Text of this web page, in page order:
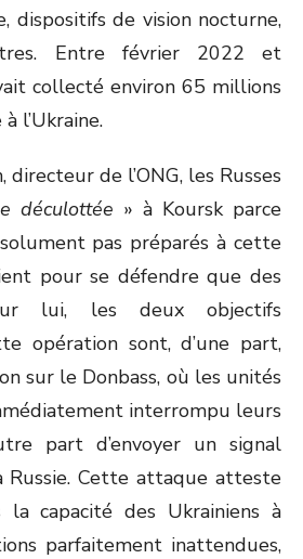
dispositifs de vision nocturne,
Entre février 2022 et
collecté environ 65 millions
l’Ukraine.
directeur de l’ONG, les Russes
déculottée » à Koursk parce
pas préparés à cette
pour se défendre que des
lui, les deux objectifs
opération sont, d’une part,
sur le Donbass, où les unités
interrompu leurs
part d’envoyer un signal
Cette attaque atteste
capacité des Ukrainiens à
parfaitement inattendues,